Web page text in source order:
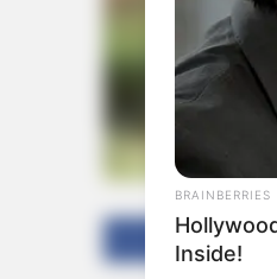
Facebook
BRAINBERRIES
Inside!